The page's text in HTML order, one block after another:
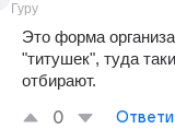
Гуру
Это форма
"титушек", туда
отбирают.
0